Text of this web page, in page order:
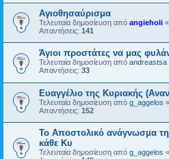
Αγιοθησαύρισμα
Τελευταία δημοσίευση από angieholi «
Απαντήσεις: 141
Άγιοι προστάτες να μας
Τελευταία δημοσίευση από andreastsa
Απαντήσεις: 33
Ευαγγέλιο της Κυριακής
Τελευταία δημοσίευση από g_aggelos «
Απαντήσεις: 152
Το Αποστολικό ανάγνωσμα
κάθε Κυ
Τελευταία δημοσίευση από g_aggelos «